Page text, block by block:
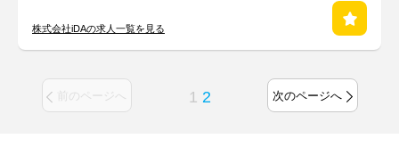
株式会社iDAの求人一覧を見る
前のページへ 1 2 次のページへ